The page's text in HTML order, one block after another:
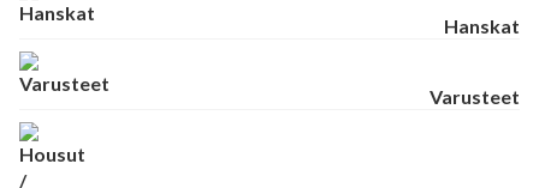
Hanskat
Varusteet